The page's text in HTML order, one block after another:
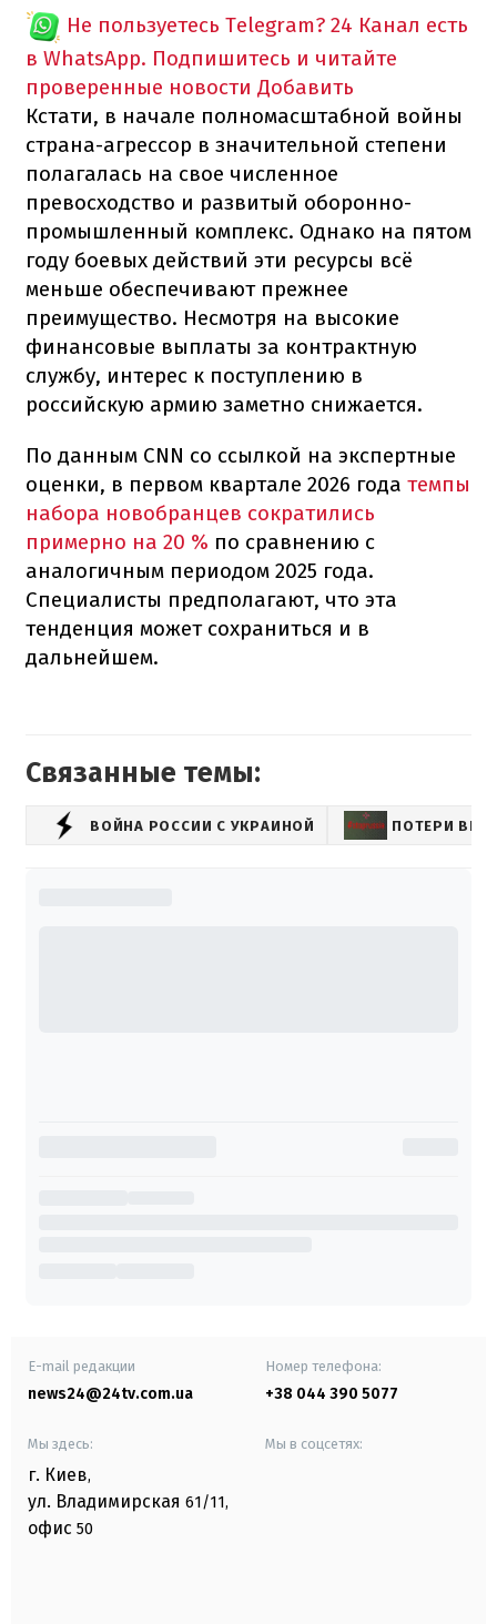
Не пользуетесь Telegram? 24 Канал есть
в WhatsApp. Подпишитесь и читайте
проверенные новости Добавить
Кстати, в начале полномасштабной войны
страна-агрессор в значительной степени
полагалась на свое численное
превосходство и развитый оборонно-
промышленный комплекс. Однако на пятом
году боевых действий эти ресурсы всё
меньше обеспечивают прежнее
преимущество. Несмотря на высокие
финансовые выплаты за контрактную
службу, интерес к поступлению в
российскую армию заметно снижается.
По данным CNN со ссылкой на экспертные
оценки, в первом квартале 2026 года темпы
набора новобранцев сократились
примерно на 20 % по сравнению с
аналогичным периодом 2025 года.
Специалисты предполагают, что эта
тенденция может сохраниться и в
дальнейшем.
Связанные темы:
ВОЙНА РОССИИ С УКРАИНОЙ ПОТЕРИ
E-mail редакции
news24@24tv.com.ua
Номер телефона:
+38 044 390 5077
Мы здесь:
г. Киев,
ул. Владимирская 61/11,
офис 50
Мы в соцсетях: